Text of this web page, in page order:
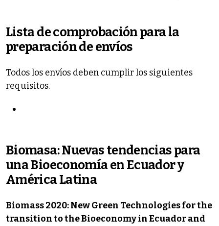
Lista de comprobación para la
preparación de envíos
Todos los envíos deben cumplir los siguientes
requisitos.
Biomasa: Nuevas tendencias para
una Bioeconomía en Ecuador y
América Latina
Biomass 2020: New Green Technologies for the
transition to the Bioeconomy in Ecuador and